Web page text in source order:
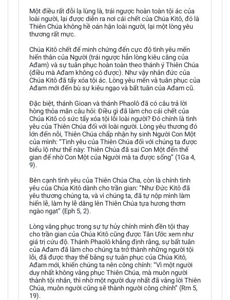
Một điều rất đỗi lạ lùng là, trái ngược hoàn toàn tội ác của
loài người, lại được diễn ra nơi cái chết của Chúa Kitô, đó là
Thiên Chúa không hề oán hận loài người, lại một lòng yêu
thương rất mực.
Chúa Kitô chết để minh chứng đến cực độ tình yêu mến
hiến thân của Người (trái ngược hẳn lòng kiêu căng của
Ađam) và sự tuân phục hoàn toàn theo thánh ý Thiên Chúa
(điều mà Ađam không có được). Như vậy nhân đức của
Chúa Kitô đã tẩy xóa tội ác. Lòng yêu mến và tuân phục của
Ađam mới đến bù sự kiêu ngạo và bất tuân của Ađam cũ.
Đặc biệt, thánh Gioan và thánh Phaolô đã có câu trả lời
hòng thỏa mãn câu hỏi: Điều gì đã làm cho cái chết của
Chúa Kitô có sức tẩy xóa tội lỗi loài người? Đó chính là tình
yêu của Thiên Chúa đối với loài người. Lòng yêu thương đó
lớn đến nỗi, Thiên Chúa chấp nhận hy sinh Người Con Một
của mình: “Tình yêu của Thiên Chúa đối với chúng ta được
biểu lộ như thế này: Thiên Chúa đã sai Con Một đến thế
gian để nhờ Con Một của Người mà ta được sống” (1Ga 4,
9).
Bên cạnh tình yêu của Thiên Chúa Cha, còn là chính tình
yêu của Chúa Kitô dành cho trần gian: “Như Đức Kitô đã
yêu thương chúng ta, và vì chúng ta, đã tự nộp mình làm
hiến lễ, làm hy lễ dâng lên Thiên Chúa tựa hương thơm
ngào ngạt” (Eph 5, 2).
Lòng vâng phục trong sự tự hủy chính mình đền tội thay
cho trần gian của Chúa Kitô cũng được Tân Ước xem như
giá trị cứu độ. Thánh Phaolô khẳng định rằng, sự bất tuân
của Ađam đã làm cho chúng ta trở thành những người tội
lỗi, đã được thay thế bằng sự tuân phục của Chúa Kitô,
Ađam mới, khiến chúng ta nên công chính: “Vì một người
duy nhất không vâng phục Thiên Chúa, mà muôn người
thành tội nhân, thì nhờ một người duy nhất đã vâng lời Thiên
Chúa, muôn người cũng sẽ thành người công chính” (Rm 5,
19).